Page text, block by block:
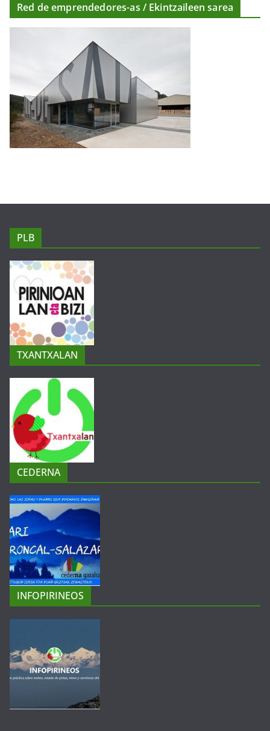
Red de emprendedores-as / Ekintzaileen sarea
PLB
TXANTXALAN
CEDERNA
INFOPIRINEOS